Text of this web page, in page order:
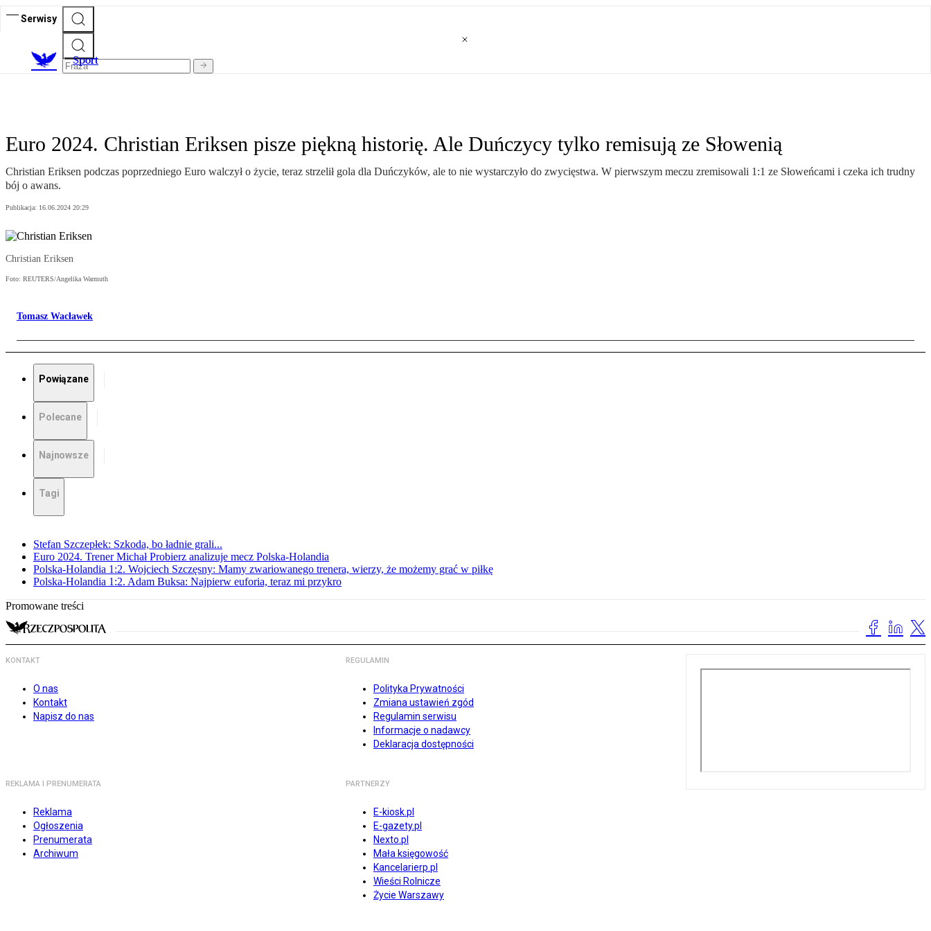
Serwisy
Sport
Euro 2024. Christian Eriksen pisze piękną historię. Ale Duńczycy tylko remisują ze Słowenią
Christian Eriksen podczas poprzedniego Euro walczył o życie, teraz strzelił gola dla Duńczyków, ale to nie wystarczyło do zwycięstwa. W pierwszym meczu zremisowali 1:1 ze Słoweńcami i czeka ich trudny
bój o awans.
Publikacja: 16.06.2024 20:29
Christian Eriksen
Foto: REUTERS/Angelika Warmuth
Tomasz Wacławek
Powiązane
Polecane
Najnowsze
Tagi
Stefan Szczepłek: Szkoda, bo ładnie grali...
Euro 2024. Trener Michał Probierz analizuje mecz Polska-Holandia
Polska-Holandia 1:2. Wojciech Szczęsny: Mamy zwariowanego trenera, wierzy, że możemy grać w piłkę
Polska-Holandia 1:2. Adam Buksa: Najpierw euforia, teraz mi przykro
Promowane treści
KONTAKT
O nas
Kontakt
Napisz do nas
REGULAMIN
Polityka Prywatności
Zmiana ustawień zgód
Regulamin serwisu
Informacje o nadawcy
Deklaracja dostępności
REKLAMA I PRENUMERATA
Reklama
Ogłoszenia
Prenumerata
Archiwum
PARTNERZY
E-kiosk.pl
E-gazety.pl
Nexto.pl
Mała księgowość
Kancelarierp.pl
Wieści Rolnicze
Życie Warszawy